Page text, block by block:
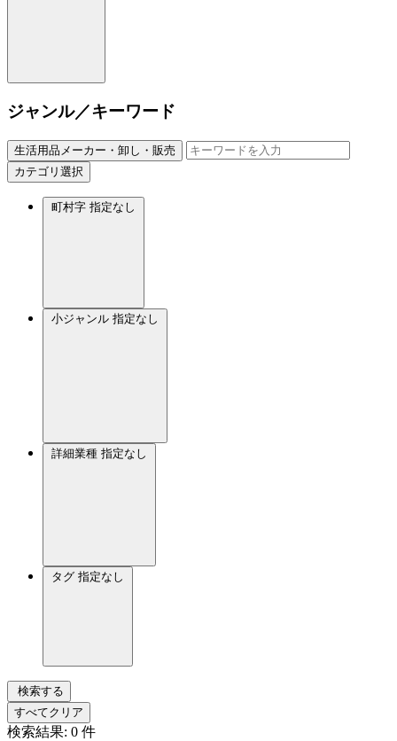
ジャンル／キーワード
生活用品メーカー・卸し・販売
カテゴリ選択
町村字 指定なし
小ジャンル 指定なし
詳細業種 指定なし
タグ 指定なし
検索する
すべてクリア
検索結果: 0 件